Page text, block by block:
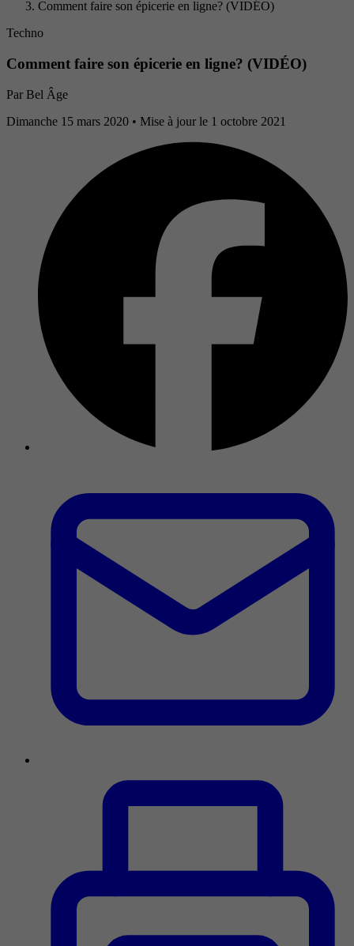
Comment faire son épicerie en ligne? (VIDÉO)
Techno
Comment faire son épicerie en ligne? (VIDÉO)
Par Bel Âge
Dimanche 15 mars 2020 • Mise à jour le 1 octobre 2021